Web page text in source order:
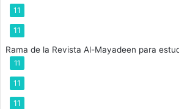
11
11
11
11
11